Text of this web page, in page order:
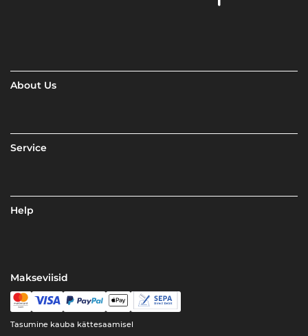
About Us
Service
Help
Makseviisid
Tasumine kauba kättesaamisel